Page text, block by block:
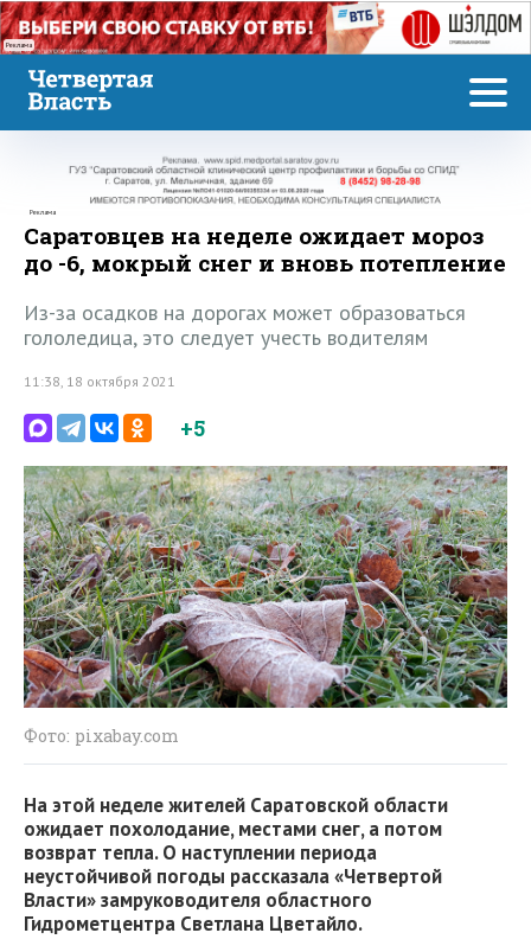
Реклама
Реклама
Саратовцев на неделе ожидает мороз
до -6, мокрый снег и вновь потепление
Из-за осадков на дорогах может образоваться
гололедица, это следует учесть водителям
11:38, 18 октября 2021
+5
Фото: pixabay.com
На этой неделе жителей Саратовской области
ожидает похолодание, местами снег, а потом
возврат тепла. О наступлении периода
неустойчивой погоды рассказала «Четвертой
Власти» замруководителя областного
Гидрометцентра Светлана Цветайло.